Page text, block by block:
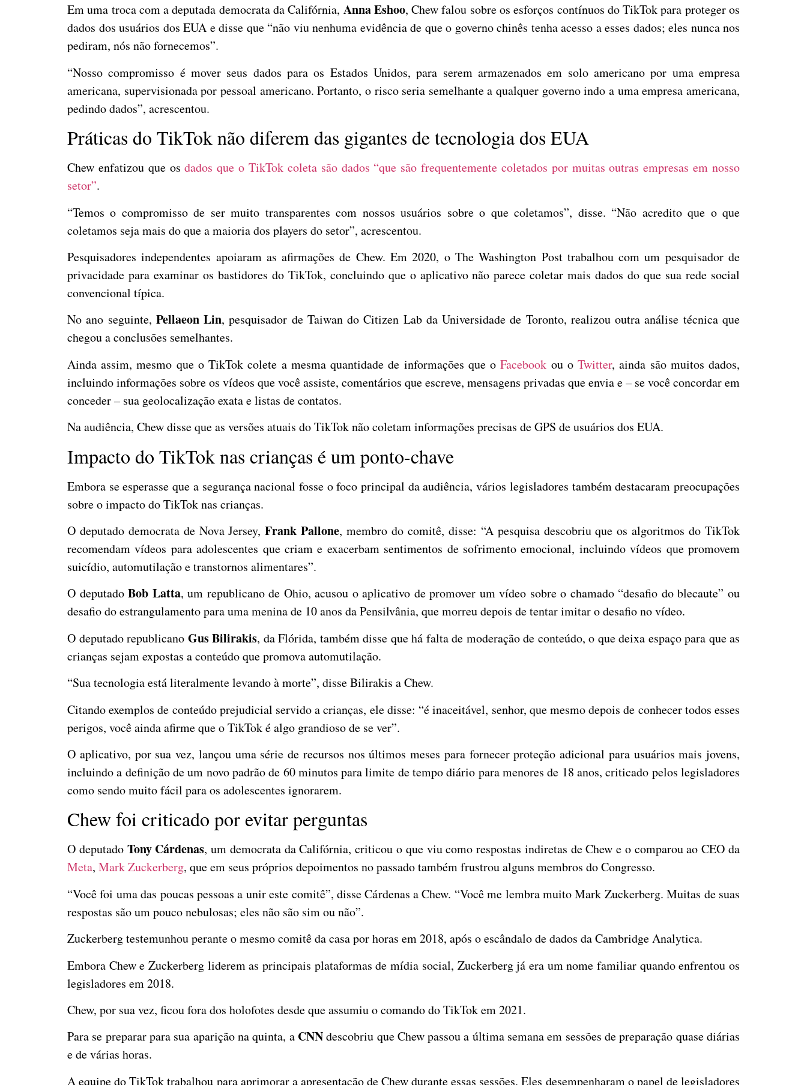
Em uma troca com a deputada democrata da Califórnia, Anna Eshoo, Chew falou sobre os esforços contínuos do TikTok para proteger os
dados dos usuários dos EUA e disse que “não viu nenhuma evidência de que o governo chinês tenha acesso a esses dados; eles nunca nos
pediram, nós não fornecemos”.
“Nosso compromisso é mover seus dados para os Estados Unidos, para serem armazenados em solo americano por uma empresa
americana, supervisionada por pessoal americano. Portanto, o risco seria semelhante a qualquer governo indo a uma empresa americana,
pedindo dados”, acrescentou.
Práticas do TikTok não diferem das gigantes de tecnologia dos EUA
Chew enfatizou que osdados que o TikTok coleta são dados “que são frequentemente coletados por muitas outras empresas em nosso
setor”.
“Temos o compromisso de ser muito transparentes com nossos usuários sobre o que coletamos”, disse. “Não acredito que o que
coletamos seja mais do que a maioria dos players do setor”, acrescentou.
Pesquisadores independentes apoiaram as afirmações de Chew.Em 2020, o The Washington Post trabalhou com um pesquisador de
privacidade para examinar os bastidores do TikTok, concluindo que o aplicativo não parece coletar mais dados do que sua rede social
convencional típica.
No ano seguinte, Pellaeon Lin, pesquisador de Taiwan do Citizen Lab da Universidade de Toronto, realizou outra análise técnica que
chegou a conclusões semelhantes.
Ainda assim, mesmo que o TikTok colete a mesma quantidade de informações que oFacebook ou oTwitter, ainda são muitos dados,
incluindo informações sobre os vídeos que você assiste, comentários que escreve, mensagens privadas que envia e – se você concordar em
conceder – sua geolocalização exata e listas de contatos.
Na audiência, Chew disse que as versões atuais do TikTok não coletam informações precisas de GPS de usuários dos EUA.
Impacto do TikTok nas crianças é um ponto-chave
Embora se esperasse que a segurança nacional fosse o foco principal da audiência, vários legisladores também destacaram preocupações
sobre o impacto do TikTok nas crianças.
O deputado democrata de Nova Jersey,Frank Pallone, membro do comitê, disse: “A pesquisa descobriu que os algoritmos do TikTok
recomendam vídeos para adolescentes que criam e exacerbam sentimentos de sofrimento emocional, incluindo vídeos que promovem
suicídio, automutilação etranstornos alimentares”.
O deputadoBob Latta, um republicano de Ohio, acusou o aplicativo de promover um vídeo sobre o chamado “desafio do blecaute” ou
desafio do estrangulamento para uma menina de 10 anos da Pensilvânia, que morreu depois de tentar imitar o desafio no vídeo.
O deputado republicano Gus Bilirakis, da Flórida, também disse que há falta de moderação de conteúdo, o que deixa espaço para que as
crianças sejam expostas a conteúdo que promova automutilação.
“Sua tecnologia está literalmente levando à morte”, disse Bilirakis a Chew.
Citando exemplos de conteúdo prejudicial servido a crianças, ele disse: “é inaceitável, senhor, que mesmo depois de conhecer todos esses
perigos, você ainda afirme que o TikTok é algo grandioso de se ver”.
O aplicativo, por sua vez, lançou uma série de recursos nos últimos meses para fornecer proteção adicional para usuários mais jovens,
incluindo a definição de um novo padrão de 60 minutos para limite de tempo diário para menores de 18 anos, criticado pelos legisladores
como sendo muito fácil para os adolescentes ignorarem.
Chew foi criticado por evitar perguntas
O deputado Tony Cárdenas, um democrata da Califórnia, criticou o que viu como respostas indiretas de Chew e o comparou ao CEO da
Meta, Mark Zuckerberg, que em seus próprios depoimentos no passado também frustrou alguns membros do Congresso.
“Você foi uma das poucas pessoas a unir este comitê”, disse Cárdenas a Chew. “Você me lembra muito Mark Zuckerberg. Muitas de suas
respostas são um pouco nebulosas; eles não são sim ou não”.
Zuckerberg testemunhou perante o mesmo comitê da casa por horas em 2018, após o escândalo de dados da Cambridge Analytica.
Embora Chew e Zuckerberg liderem as principais plataformas de mídia social, Zuckerberg já era um nome familiar quando enfrentou os
legisladores em 2018.
Chew, por sua vez, ficou fora dos holofotes desde que assumiu o comando do TikTok em 2021.
Para se preparar para sua aparição na quinta, a CNNdescobriu que Chew passou a última semana em sessões de preparação quase diárias
e de várias horas.
A equipe do TikTok trabalhou para aprimorar a apresentação de Chew durante essas sessões. Eles desempenharam o papel de legisladores